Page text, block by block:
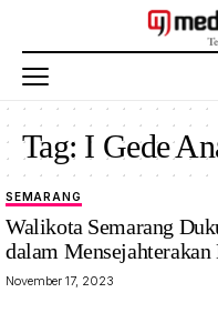
Tag: I Gede
SEMARANG
Walikota Semarang
dalam Mensejahterakan
November 17, 2023